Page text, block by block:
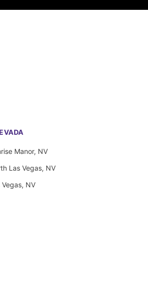
Manor, NV
Las Vegas, NV
Vegas, NV